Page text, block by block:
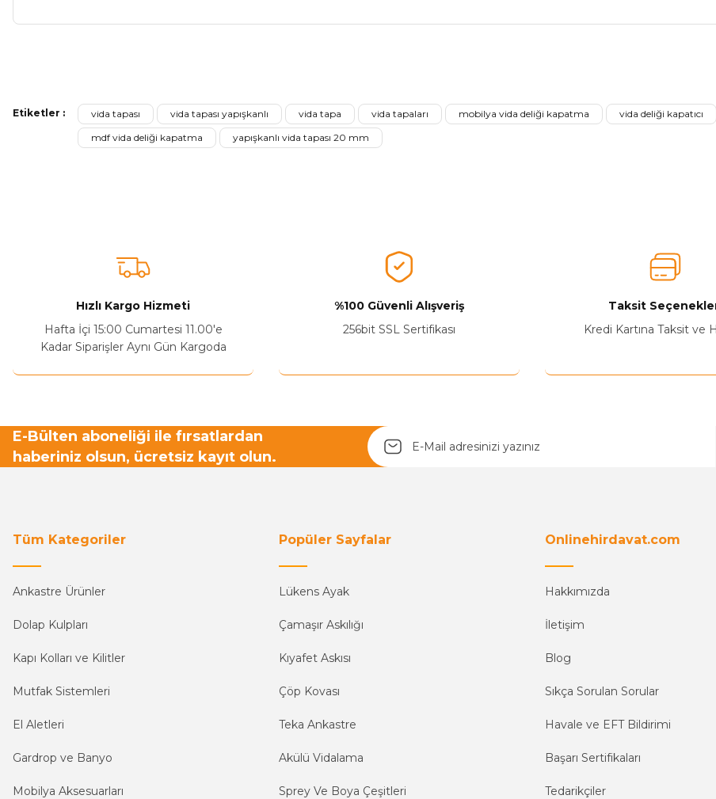
Ürün resmi kalitesiz, bozuk veya görüntülenemiyor.
Ürün açıklamasında eksik bilgiler bulunuyor.
Etiketler : vida tapası vida tapası yapışkanlı vida tapa vida tapaları mobilya vida deliği kapatma vida deliği kapatıcı
mdf vida deliği kapatma
yapışkanlı vida tapası 20 mm
Hızlı Kargo Hizmeti
Hafta İçi 15:00 Cumartesi 11.00'e
Kadar Siparişler Aynı Gün Kargoda
%100 Güvenli Alışveriş
256bit SSL Sertifikası
Taksit
Kredi Kartına Taksit ve
E-Bülten aboneliği ile fırsatlardan
haberiniz olsun, ücretsiz kayıt olun.
Tüm Kategoriler
Ankastre Ürünler
Dolap Kulpları
Kapı Kolları ve Kilitler
Mutfak Sistemleri
El Aletleri
Gardrop ve Banyo
Mobilya Aksesuarları
Popüler Sayfalar
Lükens Ayak
Çamaşır Askılığı
Kıyafet Askısı
Çöp Kovası
Teka Ankastre
Akülü Vidalama
Sprey Ve Boya Çeşitleri
Onlinehirdavat.com
Hakkımızda
İletişim
Blog
Sıkça Sorulan Sorular
Havale ve EFT Bildirimi
Başarı Sertifikaları
Tedarikçiler